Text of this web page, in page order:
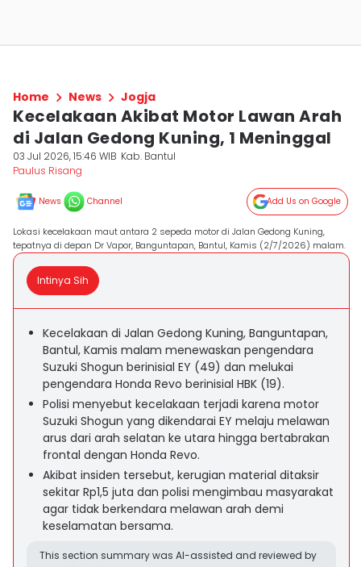
Home News Jogja
Kecelakaan Akibat Motor Lawan Arah
di Jalan Gedong Kuning, 1 Meninggal
03 Jul 2026, 15:46 WIB Kab. Bantul
Paulus Risang
News Channel Add Us on Google
Lokasi kecelakaan maut antara 2 sepeda motor di Jalan Gedong Kuning,
tepatnya di depan Dr Vapor, Banguntapan, Bantul, Kamis (2/7/2026) malam.
Intinya Sih
Kecelakaan di Jalan Gedong Kuning, Banguntapan,
Bantul, Kamis malam menewaskan pengendara
Suzuki Shogun berinisial EY (49) dan melukai
pengendara Honda Revo berinisial HBK (19).
Polisi menyebut kecelakaan terjadi karena motor
Suzuki Shogun yang dikendarai EY melaju melawan
arus dari arah selatan ke utara hingga bertabrakan
frontal dengan Honda Revo.
Akibat insiden tersebut, kerugian material ditaksir
sekitar Rp1,5 juta dan polisi mengimbau masyarakat
agar tidak berkendara melawan arah demi
keselamatan bersama.
This section summary was AI-assisted and reviewed by